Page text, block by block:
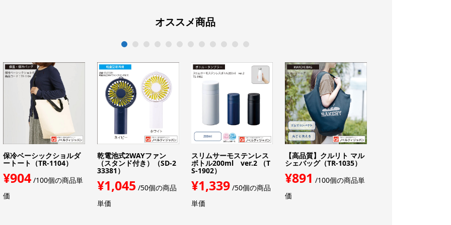
オススメ商品
保冷ベーシックショルダ
ートート（TR-1104）
¥904/100個の商品単
価
乾電池式2WAYファン
（スタンド付き）（SD-2
33381）
¥1,045/50個の商品
単価
スリムサーモステンレス
ボトル200ml ver.2 （T
S-1902）
¥1,339/50個の商品
単価
【高品質】クルリト マル
シェバッグ（TR-1035）
¥891 /100個の商品単
価
1 2 3 4 5 6 7 8 9 10 11 12